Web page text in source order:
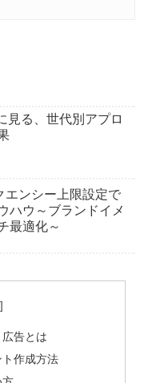
見る、世代別アプロ
エンシー上限設定で
ハウ～ブランドイメ
最適化～
告とは
作成方法